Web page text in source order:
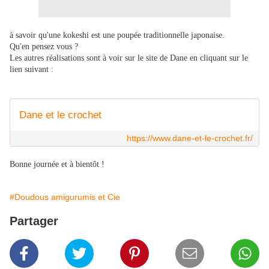
à savoir qu'une kokeshi est une poupée traditionnelle japonaise.
Qu'en pensez vous ?
Les autres réalisations sont à voir sur le site de Dane en cliquant sur le
lien suivant :
Dane et le crochet
https://www.dane-et-le-crochet.fr/
Bonne journée et à bientôt !
#Doudous amigurumis et Cie
Partager